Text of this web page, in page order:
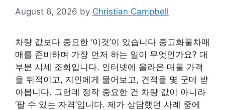
August 6, 2026 by Christian Campbell
차량 값보다 중요한 ‘이것’이 있습니다 중고화물차매
매를 준비하며 가장 먼저 하는 일이 무엇인가요? 대
부분 시세 조회입니다. 인터넷에 올라온 매물 가격
을 뒤적이고, 지인에게 물어보고, 견적을 몇 군데 받
아봅니다. 그런데 정작 중요한 건 차량 값이 아니라
‘팔 수 있는 자격’입니다. 제가 상담했던 사례 중에